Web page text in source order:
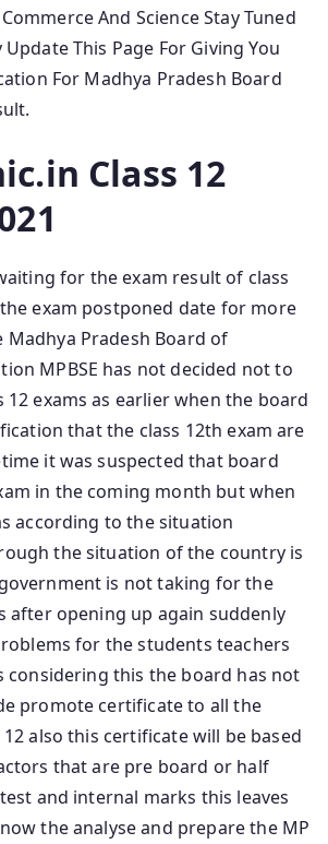
And Science Stay Tuned
This Page For Giving You
For Madhya Pradesh Board
Class 12
for the exam result of class
exam postponed date for more
Pradesh Board of
MPBSE has not decided not to
12 exams as earlier when the board
that the class 12th exam are
it was suspected that board
in the coming month but when
according to the situation
the situation of the country is
is not taking for the
after opening up again suddenly
for the students teachers
considering this the board has not
promote certificate to all the
also this certificate will be based
that are pre board or half
and internal marks this leaves
the analyse and prepare the MP